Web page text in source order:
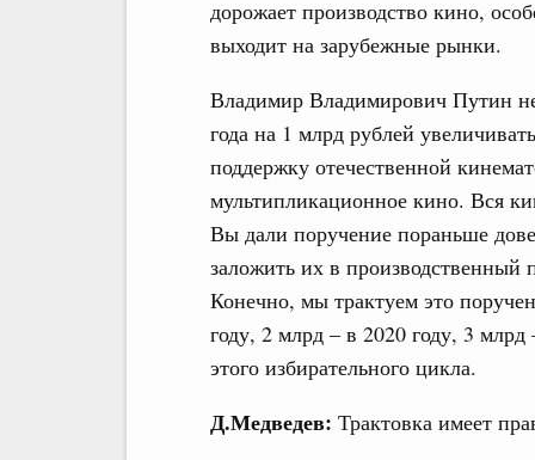
дорожает производство кино,
выходит на зарубежные рынки.
Владимир Владимирович Путин
года на 1 млрд рублей
поддержку отечественной
мультипликационное кино. Вся
Вы дали поручение пораньше
заложить их в производственный
Конечно, мы трактуем это
году, 2 млрд – в 2020 году, 3
этого избирательного цикла.
Д.Медведев: Трактовка имеет